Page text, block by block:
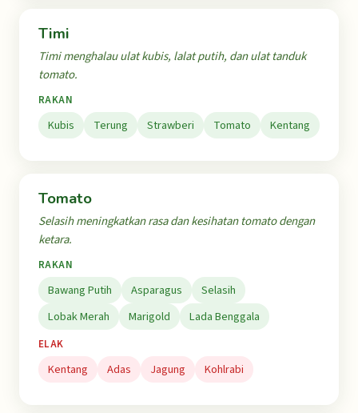
Timi
Timi menghalau ulat kubis, lalat putih, dan ulat tanduk
tomato.
RAKAN
Kubis Terung Strawberi Tomato Kentang
Tomato
Selasih meningkatkan rasa dan kesihatan tomato dengan
ketara.
RAKAN
Bawang Putih Asparagus
Selasih
Lobak Merah
Marigold Lada Benggala
ELAK
Kentang Adas Jagung Kohlrabi